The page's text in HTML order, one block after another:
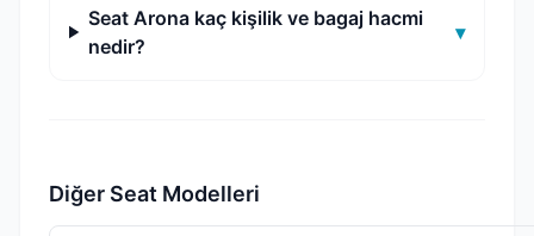
Seat Arona kaç kişilik ve bagaj hacmi
nedir?
▾
Diğer Seat Modelleri